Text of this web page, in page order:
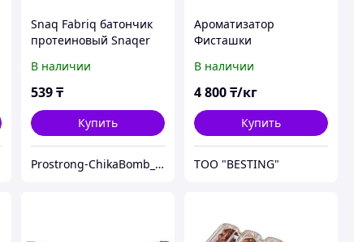
Snaq Fabriq батончик
протеиновый Snaqer
В наличии
539 ₸
Купить
Prostrong-ChikaBomb_kz
Ароматизатор
Фисташки
В наличии
4 800₸/кг
Купить
ТОО "BESTING"